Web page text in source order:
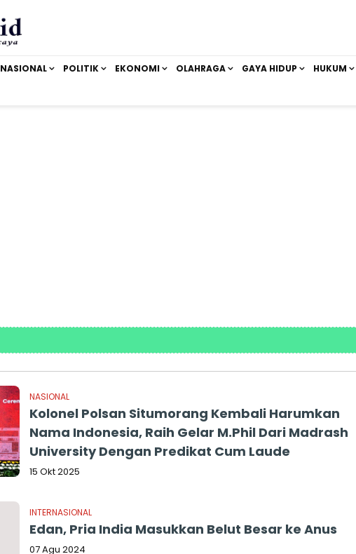
NASIONAL POLITIK EKONOMI OLAHRAGA GAYA HIDUP HUKUM
NASIONAL
Kolonel Polsan Situmorang Kembali Harumkan
Nama Indonesia, Raih Gelar M.Phil Dari Madrash
University Dengan Predikat Cum Laude
15 Okt 2025
INTERNASIONAL
Edan, Pria India Masukkan Belut Besar ke Anus
07 Agu 2024